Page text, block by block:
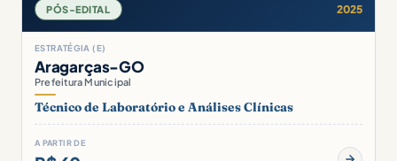
PÓS-EDITAL 2025
ESTRATÉGIA (E)
Aragarças-GO
Prefeitura Municipal
Técnico de Laboratório e Análises Clínicas
A PARTIR DE